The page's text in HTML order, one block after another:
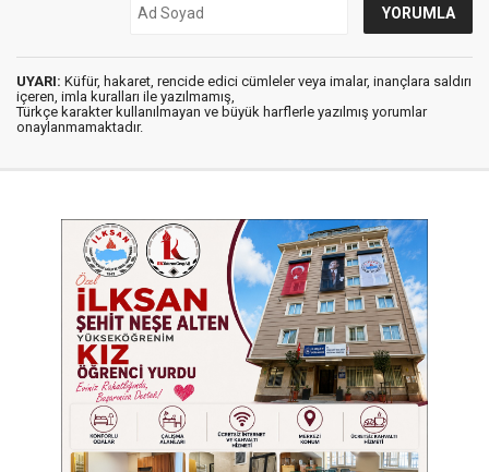
UYARI: Küfür, hakaret, rencide edici cümleler veya imalar, inançlara saldırı
içeren, imla kuralları ile yazılmamış,
Türkçe karakter kullanılmayan ve büyük harflerle yazılmış yorumlar
onaylanmamaktadır.